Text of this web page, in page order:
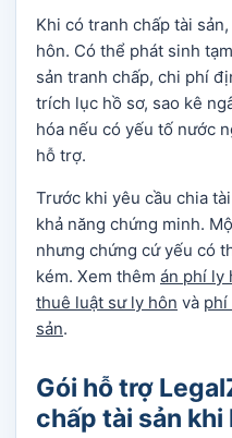
Khi có tranh chấp tài
hôn. Có thể phát sinh
sản tranh chấp, chi phí
trích lục hồ sơ, sao kê
hóa nếu có yếu tố nước
hỗ trợ.
Trước khi yêu cầu chia
khả năng chứng minh.
nhưng chứng cứ yếu có
kém. Xem thêm án phí ly
thuê luật sư ly hôn và phí
sản.
Gói hỗ trợ
chấp tài sản khi